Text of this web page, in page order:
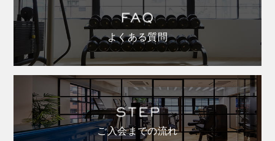
よくある質問
ご入会までの流れ